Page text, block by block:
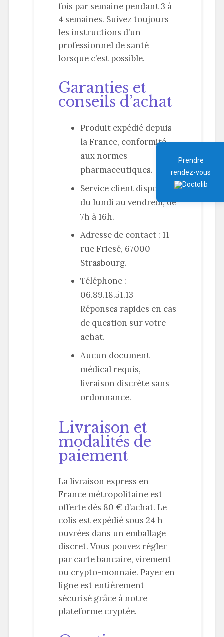
fois par semaine pendant 3 à
4 semaines. Suivez toujours
les instructions d’un
professionnel de santé
lorsque c’est possible.
Garanties et
conseils d’achat
Produit expédié depuis
la France, conformité
aux normes
pharmaceutiques.
Service client disponible
du lundi au vendredi, de
7h à 16h.
Adresse de contact : 11
rue Friesé, 67000
Strasbourg.
Téléphone :
06.89.18.51.13 –
Réponses rapides en cas
de question sur votre
achat.
Aucun document
médical requis,
livraison discrète sans
ordonnance.
Livraison et
modalités de
paiement
La livraison express en
France métropolitaine est
offerte dès 80 € d’achat. Le
colis est expédié sous 24 h
ouvrées dans un emballage
discret. Vous pouvez régler
par carte bancaire, virement
ou crypto-monnaie. Payer en
ligne est entièrement
sécurisé grâce à notre
plateforme cryptée.
Prendre
rendez-vous